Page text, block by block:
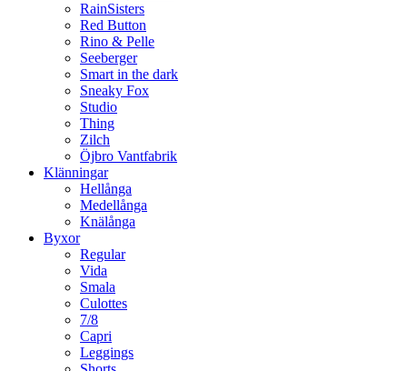
RainSisters
Red Button
Rino & Pelle
Seeberger
Smart in the dark
Sneaky Fox
Studio
Thing
Zilch
Öjbro Vantfabrik
Klänningar
Hellånga
Medellånga
Knälånga
Byxor
Regular
Vida
Smala
Culottes
7/8
Capri
Leggings